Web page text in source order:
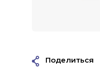
Поделиться